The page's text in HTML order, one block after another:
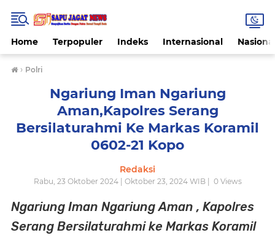
Home Terpopuler Indeks Internasional
› Polri
Ngariung Iman Ngariung
Aman,Kapolres Serang
Bersilaturahmi Ke Markas Koramil
0602-21 Kopo
Redaksi
Rabu, 23 Oktober 2024 | Oktober 23, 2024 WIB | 0Views
Ngariung Iman Ngariung Aman , Kapolres
Serang Bersilaturahmi ke Markas Koramil